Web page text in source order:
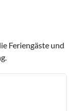
Feriengäste und